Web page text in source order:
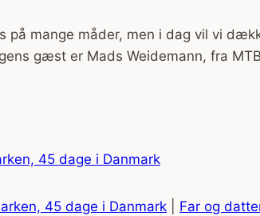
på mange måder, men i dag vil vi
gæst er Mads Weidemann, fra
45 dage i Danmark Far og